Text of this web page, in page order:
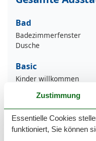
Bad
Badezimmerfenster
Dusche
Basic
Kinder willkommen
Quadratmeter
Zimmer
Draußen
Zustimmung
Essentielle Cookies
funktioniert, Sie können